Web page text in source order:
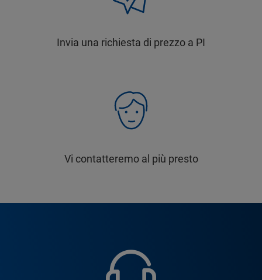
Invia una richiesta di prezzo a PI
Vi contatteremo al più presto